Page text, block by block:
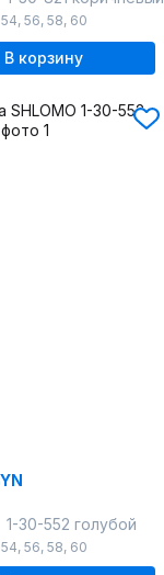
54, 56, 58, 60
В корзину
1-30-552 голубой
54, 56, 58, 60